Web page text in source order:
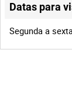
Datas para
Segunda a